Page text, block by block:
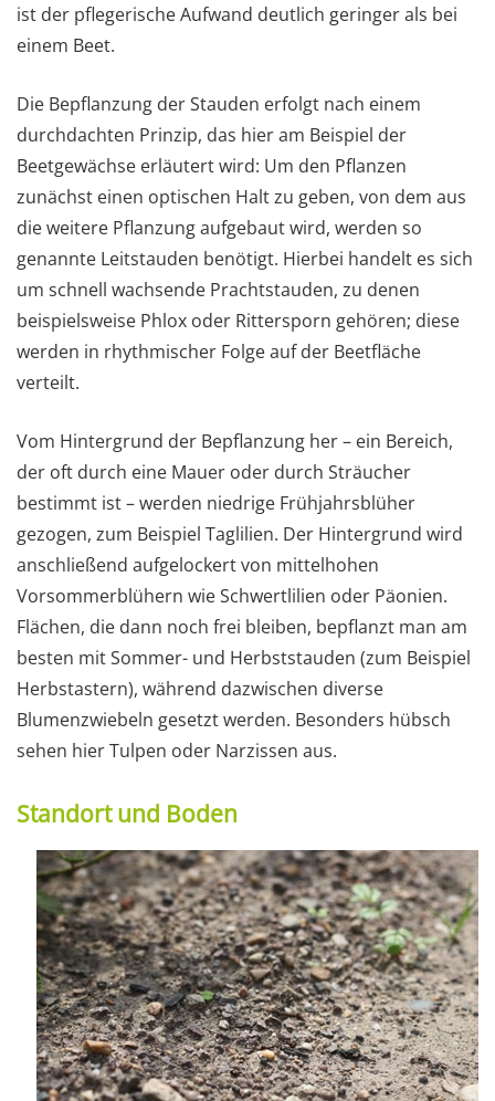
ist der pflegerische Aufwand deutlich geringer als bei
einem Beet.
Die Bepflanzung der Stauden erfolgt nach einem
durchdachten Prinzip, das hier am Beispiel der
Beetgewächse erläutert wird: Um den Pflanzen
zunächst einen optischen Halt zu geben, von dem aus
die weitere Pflanzung aufgebaut wird, werden so
genannte Leitstauden benötigt. Hierbei handelt es sich
um schnell wachsende Prachtstauden, zu denen
beispielsweise Phlox oder Rittersporn gehören; diese
werden in rhythmischer Folge auf der Beetfläche
verteilt.
Vom Hintergrund der Bepflanzung her – ein Bereich,
der oft durch eine Mauer oder durch Sträucher
bestimmt ist – werden niedrige Frühjahrsblüher
gezogen, zum Beispiel Taglilien. Der Hintergrund wird
anschließend aufgelockert von mittelhohen
Vorsommerblühern wie Schwertlilien oder Päonien.
Flächen, die dann noch frei bleiben, bepflanzt man am
besten mit Sommer- und Herbststauden (zum Beispiel
Herbstastern), während dazwischen diverse
Blumenzwiebeln gesetzt werden. Besonders hübsch
sehen hier Tulpen oder Narzissen aus.
Standort und Boden